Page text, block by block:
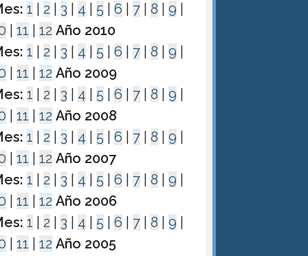
1 2 3 4 5 |6 7 |8 |9
|11 |12 Año 2010
1 2 3 4 5 |6 7 |8 |9
|11 |12 Año 2009
1 2 3 4 5 |6 7 |8 |9
|11 |12 Año 2008
1 2 3 4 5 |6 7 |8 |9
|11 |12 Año 2007
1 2 3 4 5 |6 7 |8 |9
|11 |12 Año 2006
1 2 3 4 5 |6 7 |8 |9
|11 |12 Año 2005